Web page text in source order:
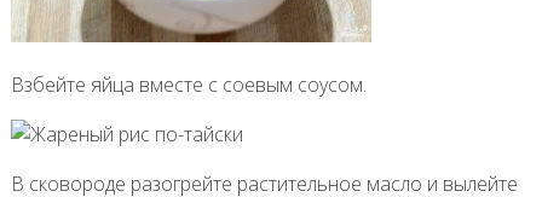
Взбейте яйца вместе с соевым соусом.
В сковороде разогрейте растительное масло и вылейте